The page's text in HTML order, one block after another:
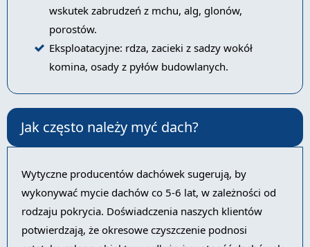
wskutek zabrudzeń z mchu, alg, glonów,
porostów.
Eksploatacyjne: rdza, zacieki z sadzy wokół
komina, osady z pyłów budowlanych.
Jak często należy myć dach?
Wytyczne producentów dachówek sugerują, by
wykonywać mycie dachów co 5-6 lat, w zależności od
rodzaju pokrycia. Doświadczenia naszych klientów
potwierdzają, że okresowe czyszczenie podnosi